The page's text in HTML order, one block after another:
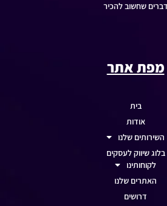
דברים שחשוב להכיר
מפת אתר
בית
אודות
השירותים שלנו
בלוג שיווק לעסקים
לקוחותינו
האתרים שלנו
דרושים